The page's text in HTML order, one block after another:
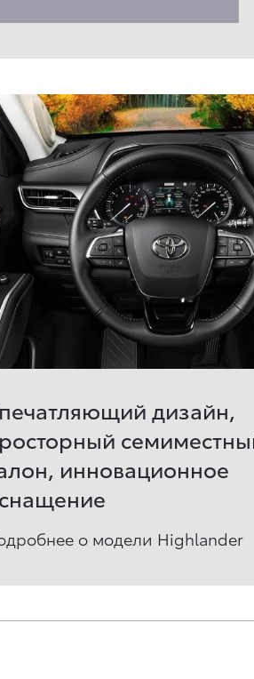
дизайн,
инновационное
о модели Highlander